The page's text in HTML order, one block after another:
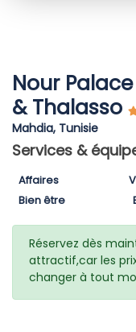
Nour
& Thalasso
Mahdia, Tunisie
Services &
Affaires
Bien être
Réservez dès
attractif,car les
changer à tout